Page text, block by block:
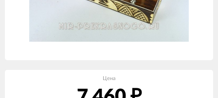
Цена